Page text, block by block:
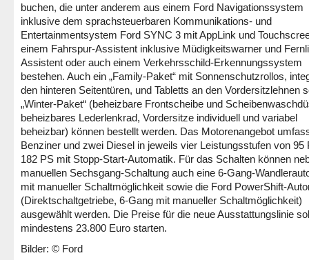
buchen, die unter anderem aus einem Ford Navigationssystem
inklusive dem sprachsteuerbaren Kommunikations- und
Entertainmentsystem Ford SYNC 3 mit AppLink und
einem Fahrspur-Assistent inklusive Müdigkeitswarner und
Assistent oder auch einem Verkehrsschild-Erkennungssystem
bestehen. Auch ein „Family-Paket“ mit Sonnenschutzrollos,
den hinteren Seitentüren, und Tabletts an den Vordersitzlehnen
„Winter-Paket“ (beheizbare Frontscheibe und
beheizbares Lederlenkrad, Vordersitze individuell und variabel
beheizbar) können bestellt werden. Das Motorenangebot
Benziner und zwei Diesel in jeweils vier Leistungsstufen von 95
182 PS mit Stopp-Start-Automatik. Für das Schalten können
manuellen Sechsgang-Schaltung auch eine 6-Gang-
mit manueller Schaltmöglichkeit sowie die Ford PowerShift-
(Direktschaltgetriebe, 6-Gang mit manueller Schaltmöglichkeit)
ausgewählt werden. Die Preise für die neue Ausstattungslinie
mindestens 23.800 Euro starten.
Bilder: © Ford